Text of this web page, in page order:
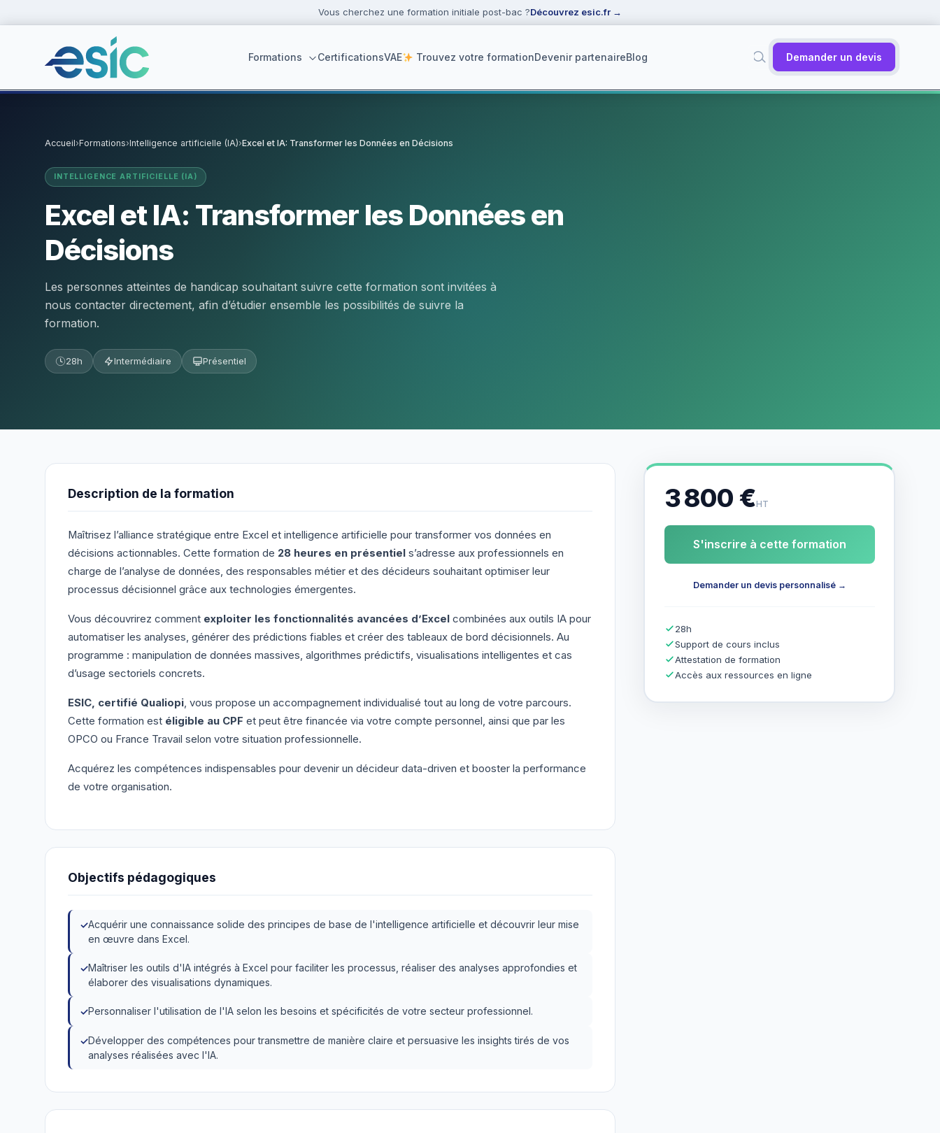
Vous cherchez une formation initiale post-bac ?Découvrez esic.fr →
Formations CertificationsVAE Trouvez votre formationDevenir partenaireBlog Demander un devis
Accueil›Formations›Intelligence artificielle (IA)›Excel et IA: Transformer les Données en Décisions
INTELLIGENCE ARTIFICIELLE (IA)
Excel et IA: Transformer les Données en
Décisions
Les personnes atteintes de handicap souhaitant suivre cette formation sont invitées à
nous contacter directement, afin d’étudier ensemble les possibilités de suivre la
formation.
28h Intermédiaire Présentiel
Description de la formation
Maîtrisez l’alliance stratégique entre Excel et intelligence artificielle pour transformer vos données en
décisions actionnables. Cette formation de 28 heures en présentiel s’adresse aux professionnels en
charge de l’analyse de données, des responsables métier et des décideurs souhaitant optimiser leur
processus décisionnel grâce aux technologies émergentes.
Vous découvrirez comment exploiter les fonctionnalités avancées d’Excel combinées aux outils IA pour
automatiser les analyses, générer des prédictions fiables et créer des tableaux de bord décisionnels. Au
programme : manipulation de données massives, algorithmes prédictifs, visualisations intelligentes et cas
d’usage sectoriels concrets.
ESIC, certifié Qualiopi, vous propose un accompagnement individualisé tout au long de votre parcours.
Cette formation est éligible au CPF et peut être financée via votre compte personnel, ainsi que par les
OPCO ou France Travail selon votre situation professionnelle.
Acquérez les compétences indispensables pour devenir un décideur data-driven et booster la performance
de votre organisation.
Objectifs pédagogiques
Acquérir une connaissance solide des principes de base de l'intelligence artificielle et découvrir leur mise
en œuvre dans Excel.
Maîtriser les outils d'IA intégrés à Excel pour faciliter les processus, réaliser des analyses approfondies et
élaborer des visualisations dynamiques.
Personnaliser l'utilisation de l'IA selon les besoins et spécificités de votre secteur professionnel.
Développer des compétences pour transmettre de manière claire et persuasive les insights tirés de vos
analyses réalisées avec l'IA.
3 800 €HT
S'inscrire à cette formation
Demander un devis personnalisé →
28h
Support de cours inclus
Attestation de formation
Accès aux ressources en ligne